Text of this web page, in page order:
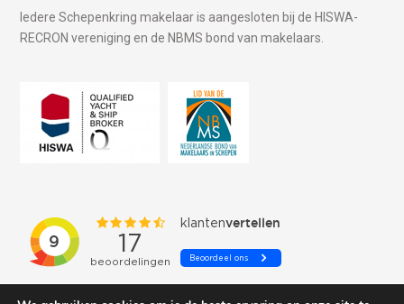
Iedere Schepenkring makelaar is aangesloten bij de HISWA-
RECRON vereniging en de NBMS bond van makelaars.